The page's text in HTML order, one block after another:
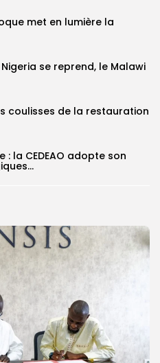
met en lumière la
se reprend, le Malawi
coulisses de la restauration
: la CEDEAO adopte son